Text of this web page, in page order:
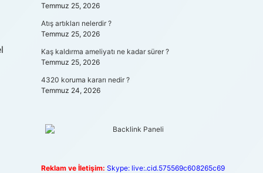
Temmuz 25, 2026
Atış artıkları nelerdir ?
Temmuz 25, 2026
Kaş kaldırma ameliyatı ne kadar sürer ?
Temmuz 25, 2026
4320 koruma kararı nedir ?
Temmuz 24, 2026
Reklam ve İletişim: Skype: live:.cid.575569c608265c69